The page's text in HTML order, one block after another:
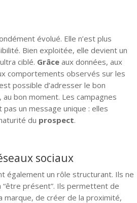
évolué. Elle n’est plus
Bien exploitée, elle devient un
ciblé. Grâce aux données, aux
comportements observés sur les
possible d’adresser le bon
bon moment. Les campagnes
un message unique : elles
du prospect.
sociaux
également un rôle structurant. Ils ne
présent”. Ils permettent de
marque, de créer de la proximité,